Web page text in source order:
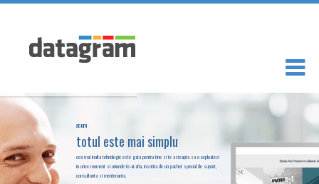
acum
totul este mai simplu
cea mai inalta tehnologie este gata pentru tine si te asteapta sa o exploatezi
in orice moment si oriunde te-ai afla, insotita de un pachet special de suport,
consultanta si mentenanta.